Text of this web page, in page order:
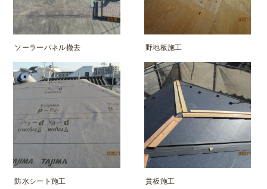
ソーラーパネル撤去 野地板施工
防水シート施工 貫板施工